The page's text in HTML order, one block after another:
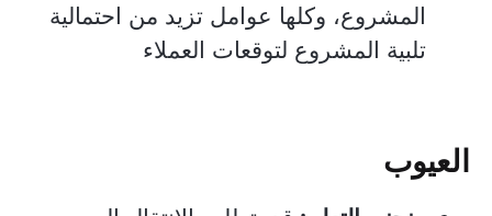
المشروع، وكلها عوامل تزيد من احتمالية
تلبية المشروع لتوقعات العملاء
العيوب